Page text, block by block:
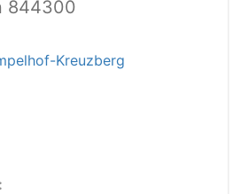
844300
Kreuzberg